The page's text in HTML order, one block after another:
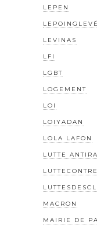
LEPEN
LEPOINGLEVÉ
LEVINAS
LFI
LGBT
LOGEMENT
LOI
LOIYADAN
LOLA LAFON
LUTTE
MACRON
MAIRIE DE